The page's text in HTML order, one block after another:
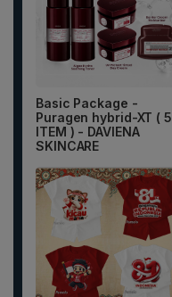
Basic Package -
Puragen hybrid-XT ( 5
ITEM ) - DAVIENA
SKINCARE